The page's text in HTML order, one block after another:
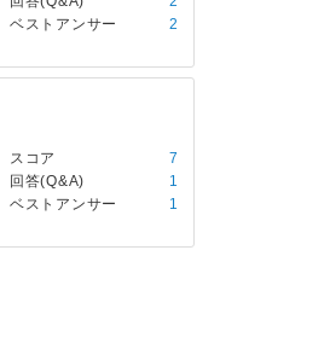
ベストアンサー
2
スコア
7
回答(Q&A)
1
ベストアンサー
1